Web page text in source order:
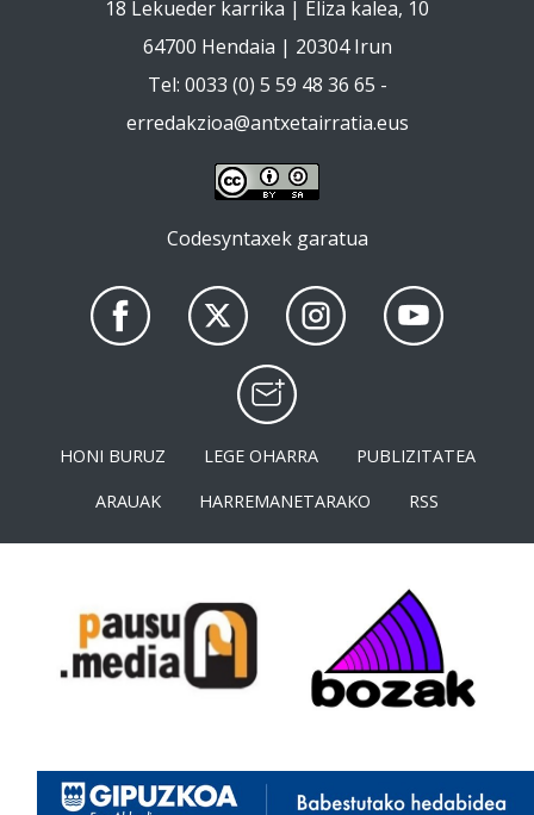
18 Lekueder karrika | Eliza kalea, 10
64700 Hendaia | 20304 Irun
Tel: 0033 (0) 5 59 48 36 65 -
erredakzioa@antxetairratia.eus
Codesyntaxek garatua
HONI BURUZ LEGE OHARRA
PUBLIZITATEA
ARAUAK
HARREMANETARAKO RSS